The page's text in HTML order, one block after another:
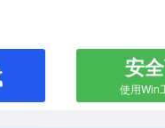
安
使用Win